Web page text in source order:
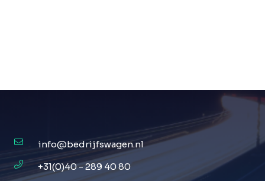
info@bedrijfswagen.nl
+31(0)40 - 289 40 80